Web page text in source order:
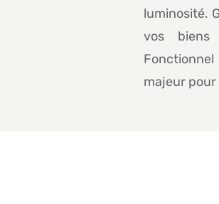
luminosité.
vos biens
majeur